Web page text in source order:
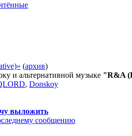
(архив)
и альтернативной музыке "R&A
, Donskoy
выложить